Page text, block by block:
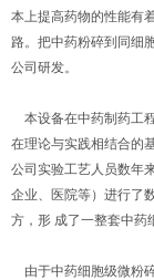
本上提高药物的性能有
路。把中药粉碎到同细
公司研发。
本设备在中药制药工
在理论与实践相结合的
公司实验工艺人员数年
企业、医院等）进行了
方，形 成了一整套中药
由于中药细胞级微粉